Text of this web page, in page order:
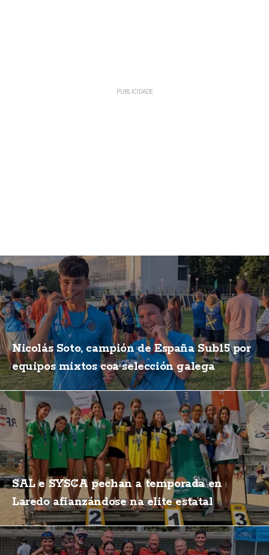
Nicolás Soto, campión de España Sub15 por
equipos mixtos coa selección galega
SAL e SYSCA pechan a temporada en
Laredo afianzándose na elite estatal